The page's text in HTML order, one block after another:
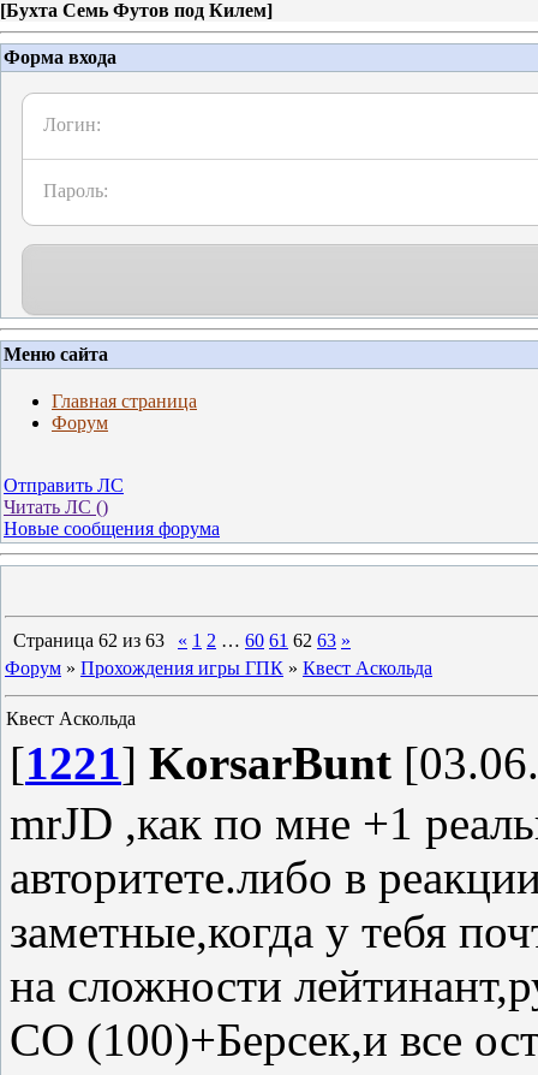
[Бухта Семь Футов под Килем]
Форма входа
Логин:
Пароль:
Меню сайта
Главная страница
Форум
Отправить ЛС
Читать ЛС ()
Новые сообщения форума
Страница 62 из 63 « 1 2 … 60 61 62 63 »
Форум » Прохождения игры ГПК » Квест Аскольда
Квест Аскольда
[1221] KorsarBunt
mrJD ,как по мне +1
авторитете.либо в
заметные,когда у тебя
на сложности
СО (100)+Берсек,и все